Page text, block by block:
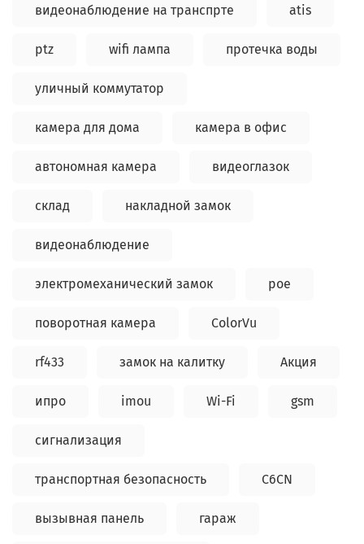
видеонаблюдение на транспрте atis
ptz wifi лампа протечка воды
уличный коммутатор
камера для дома камера в офис
автономная камера видеоглазок
склад накладной замок
видеонаблюдение
электромеханический замок poe
поворотная камера ColorVu
rf433 замок на калитку Акция
ипро imou Wi-Fi gsm
сигнализация
транспортная безопасность C6CN
вызывная панель гараж